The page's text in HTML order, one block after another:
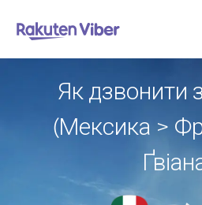
Як дзвонити
(Мексика >